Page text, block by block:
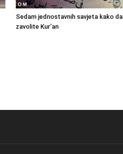
Sedam jednostavnih savjeta kako da
zavolite Kur’an